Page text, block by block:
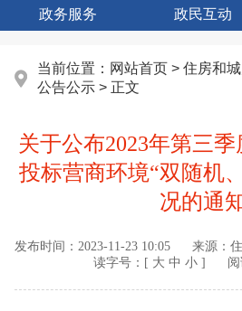
政务服务 政民互动
当前位置： 网站首页 > 住房和
公告公示 > 正文
关于公布2023年第三
投标营商环境“双随机
况的通
发布时间： 2023-11-23 10:05 来源：
读字号：[ 大 中 小]